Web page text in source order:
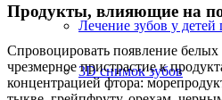
Лечение зубов у детей
3D снимок зубов
Продукты, влияющие на
Спровоцировать появление белых
чрезмерное пристрастие к
концентрацией фтора: